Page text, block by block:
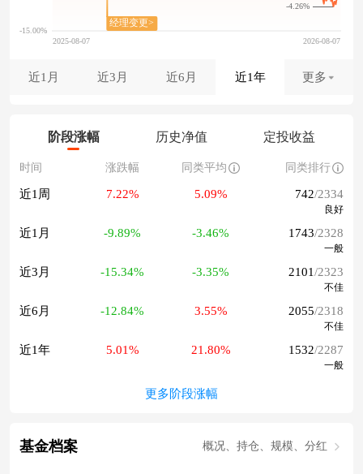
-4.26%
近1月 近3月 近6月 近1年 更多
阶段涨幅 历史净值 定投收益
时间 涨跌幅 同类平均 同类排行
近1周 7.22% 5.09% 742/2334
良好
近1月 -9.89% -3.46% 1743/2328
一般
近3月 -15.34% -3.35% 2101/2323
不佳
近6月 -12.84% 3.55% 2055/2318
不佳
近1年 5.01% 21.80% 1532/2287
一般
更多阶段涨幅
基金档案 概况、持仓、规模、分红